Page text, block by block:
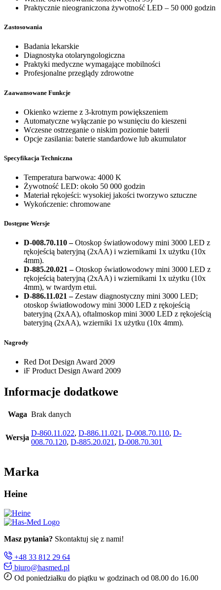
Praktycznie nieograniczona żywotność LED – 50 000 godzin
Zastosowania
Badania lekarskie
Diagnostyka otolaryngologiczna
Praktyki medyczne wymagające mobilności
Profesjonalne przeglądy zdrowotne
Zaawansowane Funkcje
Okienko wzierne z 3-krotnym powiększeniem
Automatyczne wyłączanie po wsunięciu do kieszeni
Wczesne ostrzeganie o niskim poziomie baterii
Opcje zasilania: baterie standardowe lub akumulator
Specyfikacja Techniczna
Temperatura barwowa: 4000 K
Żywotność LED: około 50 000 godzin
Materiał rękojeści: wysokiej jakości tworzywo sztuczne
Wykończenie: chromowane
Dostępne Wersje
D-008.70.110 –Otoskop światłowodowy mini 3000 LED z
rękojeścią bateryjną (2xAA) i wziernikami 1x użytku (10x
4mm).
D-885.20.021 –Otoskop światłowodowy mini 3000 LED z
rękojeścią bateryjną (2xAA) i wziernikami 1x użytku (10x
4mm), w twardym etui.
D-886.11.021 –Zestaw diagnostyczny mini 3000 LED;
otoskop światłowodowy mini 3000 LED z rękojeścią
bateryjną (2xAA), oftalmoskop mini 3000 LED z rękojeścią
bateryjną (2xAA), wzierniki 1x użytku (10x 4mm).
Nagrody
Red Dot Design Award 2009
iF Product Design Award 2009
Informacje dodatkowe
Waga Brak danych
Wersja
D-860.11.022, D-886.11.021 , D-008.70.110, D-
008.70.120, D-885.20.021 , D-008.70.301
Marka
Heine
Masz pytania? Skontaktuj się z nami!
+48 33 812 29 64
biuro@hasmed.pl
Od poniedziałku do piątku w godzinach od 08.00 do 16.00